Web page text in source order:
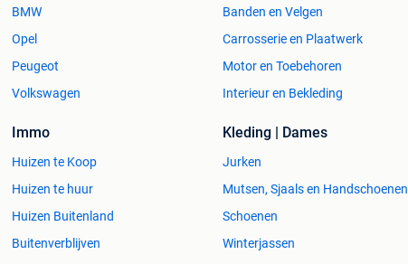
BMW
Opel
Peugeot
Volkswagen
Banden en Velgen
Carrosserie en Plaatwerk
Motor en Toebehoren
Interieur en Bekleding
Immo
Huizen te Koop
Huizen te huur
Huizen Buitenland
Buitenverblijven
Kleding | Dames
Jurken
Mutsen, Sjaals en Handschoenen
Schoenen
Winterjassen